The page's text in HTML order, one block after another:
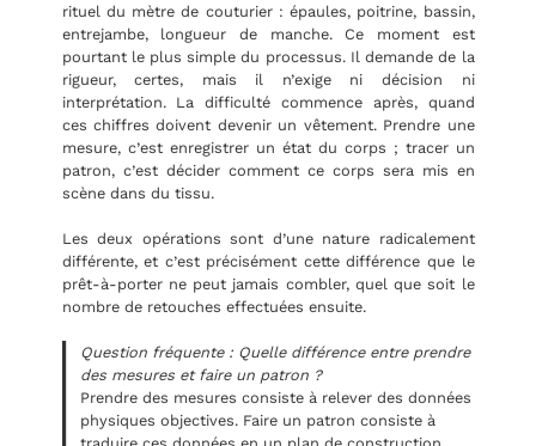
rituel du mètre de couturier : épaules, poitrine, bassin,
entrejambe, longueur de manche. Ce moment est
pourtant le plus simple du processus. Il demande de la
rigueur, certes, mais il n’exige ni décision ni
interprétation. La difficulté commence après, quand
ces chiffres doivent devenir un vêtement. Prendre une
mesure, c’est enregistrer un état du corps ; tracer un
patron, c’est décider comment ce corps sera mis en
scène dans du tissu.
Les deux opérations sont d’une nature radicalement
différente, et c’est précisément cette différence que le
prêt-à-porter ne peut jamais combler, quel que soit le
nombre de retouches effectuées ensuite.
Question fréquente : Quelle différence entre prendre
des mesures et faire un patron ?
Prendre des mesures consiste à relever des données
physiques objectives. Faire un patron consiste à